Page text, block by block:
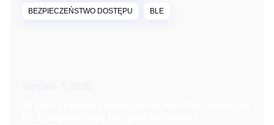
BEZPIECZEŃSTWO DOSTĘPU BLE